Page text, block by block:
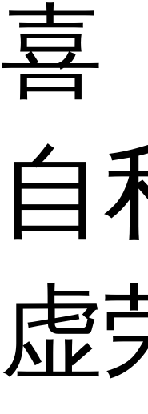
喜
自
虚